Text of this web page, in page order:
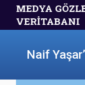
MEDYA
VERİTABANI
Naif